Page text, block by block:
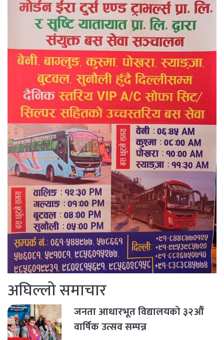
अघिल्लो समाचार
जनता आधारभूत विद्यालयको ३२औं
वार्षिक उत्सव सम्पन्न